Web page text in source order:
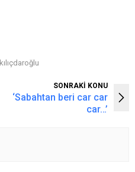
kılıçdaroğlu
SONRAKİ KONU
‘Sabahtan beri car car
car…’